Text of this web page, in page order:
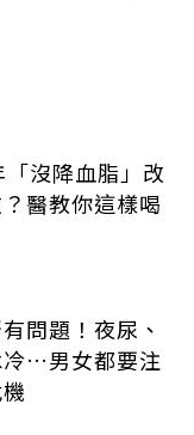
沒降血脂」改
醫教你這樣喝
問題！夜尿、
…男女都要注